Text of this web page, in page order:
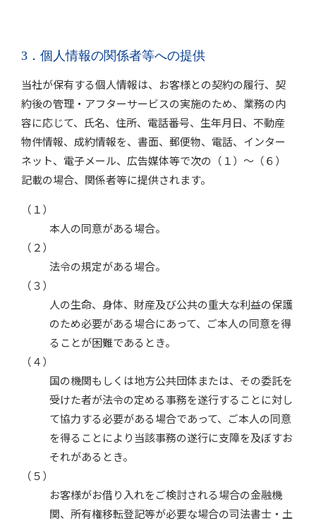
3．個人情報の関係者等への提供
当社が保有する個人情報は、お客様との契約の履行、契
約後の管理・アフターサービスの実施のため、業務の内
容に応じて、氏名、住所、電話番号、生年月日、不動産
物件情報、成約情報を、書面、郵便物、電話、インター
ネット、電子メール、広告媒体等で次の（１）～（６）
記載の場合、関係者等に提供されます。
（１）
本人の同意がある場合。
（２）
法令の規定がある場合。
（３）
人の生命、身体、財産及び公共の重大な利益の保護
のため必要がある場合にあって、ご本人の同意を得
ることが困難であるとき。
（４）
国の機関もしくは地方公共団体または、その委託を
受けた者が法令の定める事務を遂行することに対し
て協力する必要がある場合であって、ご本人の同意
を得ることにより当該事務の遂行に支障を及ぼすお
それがあるとき。
（５）
お客様がお借り入れをご検討される場合の金融機
関、所有権移転登記等が必要な場合の司法書士・土